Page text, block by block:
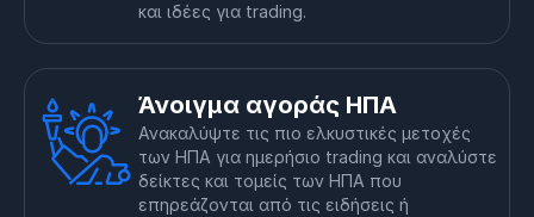
και ιδέες για trading.
Άνοιγμα αγοράς ΗΠΑ
Ανακαλύψτε τις πιο ελκυστικές μετοχές
των ΗΠΑ για ημερήσιο trading και αναλύστε
δείκτες και τομείς των ΗΠΑ που
επηρεάζονται από τις ειδήσεις ή